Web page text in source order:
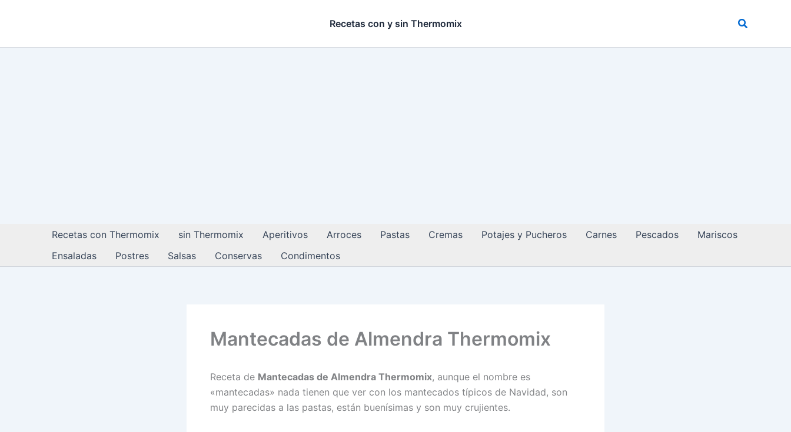
Recetas con y sin Thermomix Buscar
Recetas con Thermomix sin Thermomix Aperitivos Arroces Pastas Cremas Potajes y Pucheros Carnes Pescados
Mariscos
Ensaladas
Postres Salsas Conservas Condimentos
Mantecadas de Almendra Thermomix
Receta de Mantecadas de Almendra Thermomix, aunque el nombre es
«mantecadas» nada tienen que ver con los mantecados típicos de Navidad, son
muy parecidas a las pastas, están buenísimas y son muy crujientes.